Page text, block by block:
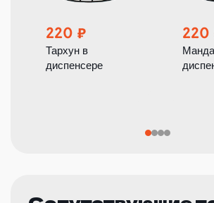
220
Тархун в
диспенсере
220